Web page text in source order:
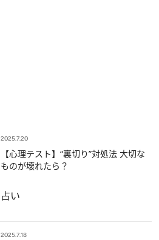
2025.7.20
【心理テスト】“裏切り”対処法 大切な
ものが壊れたら？
占い
2025.7.18